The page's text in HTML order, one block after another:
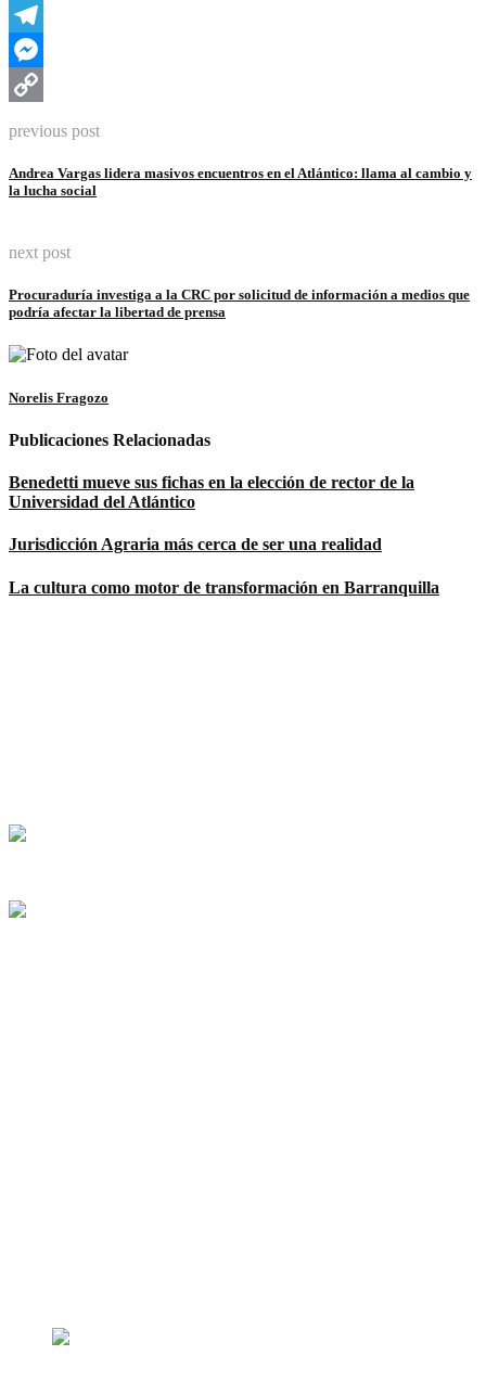
WhatsApp
Telegram
Messenger
previous post
Andrea Vargas lidera masivos encuentros en el Atlántico: llama al cambio y
la lucha social
next post
Procuraduría investiga a la CRC por solicitud de información a medios que
podría afectar la libertad de prensa
Norelis Fragozo
Publicaciones Relacionadas
Benedetti mueve sus fichas en la elección de rector de la
Universidad del Atlántico
Jurisdicción Agraria más cerca de ser una realidad
La cultura como motor de transformación en Barranquilla